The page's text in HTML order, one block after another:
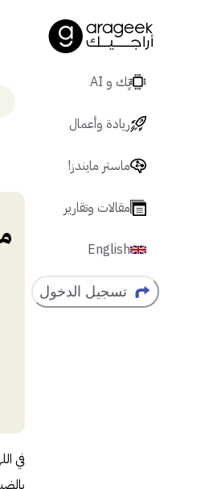
تٍك و AI
ريادة وأعمال
ماستر مايندز!
مقالات وتقارير
English
تسجيل الدخول
في